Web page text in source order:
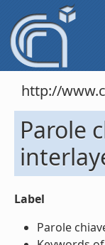
http://
Parole
Label
Parole